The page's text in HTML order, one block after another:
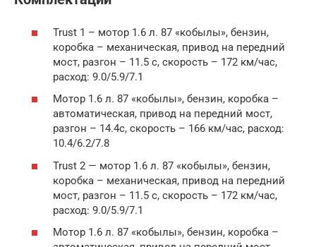
Trust 1 – мотор 1.6 л. 87 «кобылы», бензин,
коробка – механическая, привод на передний
мост, разгон – 11.5 с, скорость – 172 км/час,
расход: 9.0/5.9/7.1
Мотор 1.6 л. 87 «кобылы», бензин, коробка –
автоматическая, привод на передний мост,
разгон – 14.4с, скорость – 166 км/час, расход:
10.4/6.2/7.8
Trust 2 — мотор 1.6 л. 87 «кобылы», бензин,
коробка – механическая, привод на передний
мост, разгон – 11.5 с, скорость – 172 км/час,
расход: 9.0/5.9/7.1
Мотор 1.6 л. 87 «кобылы», бензин, коробка –